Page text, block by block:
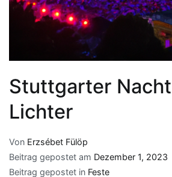
Stuttgarter
Lichter
Von Erzsébet Fülöp
Beitrag gepostet am Dezember 1, 2023
Beitrag gepostet in Feste